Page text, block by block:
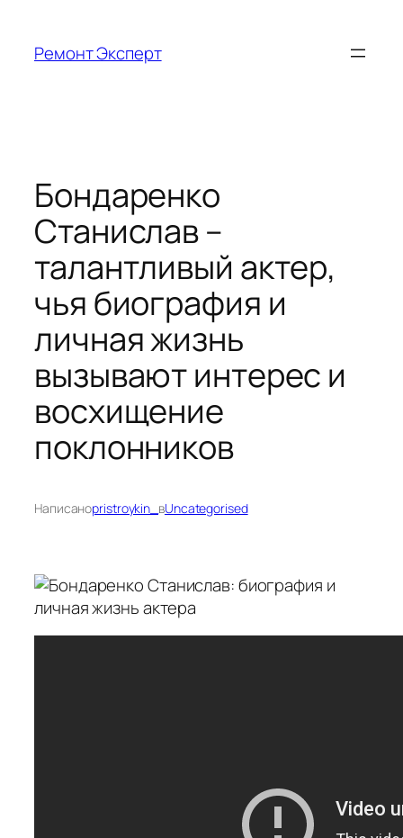
содержимому
Ремонт Эксперт
Бондаренко
Станислав –
талантливый актер,
чья биография и
личная жизнь
вызывают интерес и
восхищение
поклонников
Написаноpristroykin_ вUncategorised